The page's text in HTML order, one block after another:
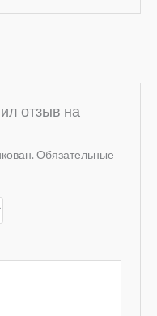
отзыв на
Обязательные